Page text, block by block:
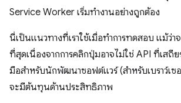
Service Worker เริ่มทำงานอย่างถูกต้อง
นี่เป็นแนวทางที่เราใช้เมื่อทำการทดสอบ แม้ว่
ที่สุดเนื่องจากการคลิกปุ่มอาจไม่ใช่ API ที่เสถีย
มือสำหรับนักพัฒนาซอฟต์แวร์ (สําหรับเบราว์เซ
จะมีต้นทุนด้านประสิทธิภาพ